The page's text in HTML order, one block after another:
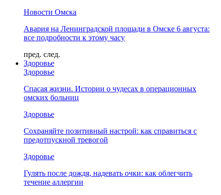
Новости Омска
Авария на Ленинградской площади в Омске 6 августа:
все подробности к этому часу
пред. след.
Здоровье
Здоровье
Спасая жизни. Истории о чудесах в операционных
омских больниц
Здоровье
Сохраняйте позитивный настрой: как справиться с
предотпускной тревогой
Здоровье
Гулять после дождя, надевать очки: как облегчить
течение аллергии